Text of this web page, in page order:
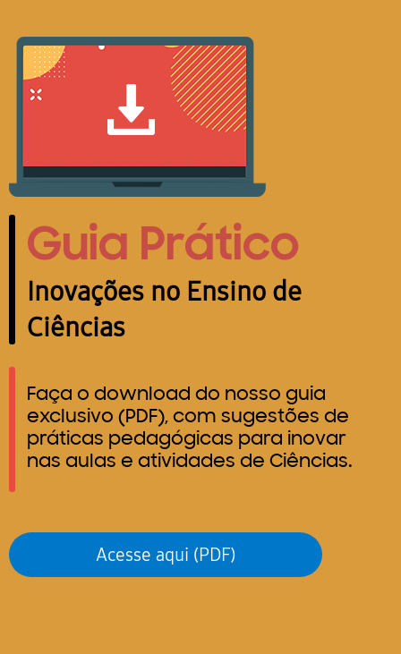
Guia Prático
Inovações no Ensino de
Ciências
Faça o download do nosso guia
exclusivo (PDF), com sugestões de
práticas pedagógicas para inovar
nas aulas e atividades de Ciências.
Acesse aqui (PDF)